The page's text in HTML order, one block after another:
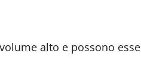
alto e possono